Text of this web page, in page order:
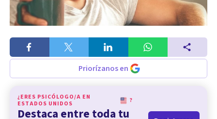
Priorízanos en
¿ERES PSICÓLOGO/A EN
ESTADOS UNIDOS
?
Destaca entre toda tu